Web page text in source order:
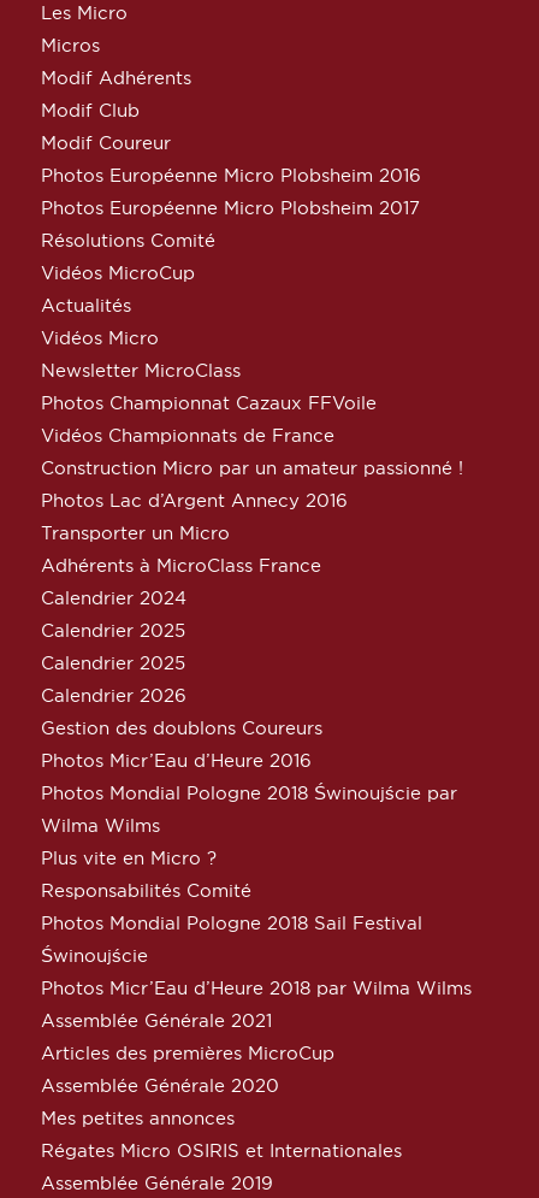
Les Micro
Micros
Modif Adhérents
Modif Club
Modif Coureur
Photos Européenne Micro Plobsheim 2016
Photos Européenne Micro Plobsheim 2017
Résolutions Comité
Vidéos MicroCup
Actualités
Vidéos Micro
Newsletter MicroClass
Photos Championnat Cazaux FFVoile
Vidéos Championnats de France
Construction Micro par un amateur passionné !
Photos Lac d’Argent Annecy 2016
Transporter un Micro
Adhérents à MicroClass France
Calendrier 2024
Calendrier 2025
Calendrier 2025
Calendrier 2026
Gestion des doublons Coureurs
Photos Micr’Eau d’Heure 2016
Photos Mondial Pologne 2018 Świnoujście par
Wilma Wilms
Plus vite en Micro ?
Responsabilités Comité
Photos Mondial Pologne 2018 Sail Festival
Świnoujście
Photos Micr’Eau d’Heure 2018 par Wilma Wilms
Assemblée Générale 2021
Articles des premières MicroCup
Assemblée Générale 2020
Mes petites annonces
Régates Micro OSIRIS et Internationales
Assemblée Générale 2019